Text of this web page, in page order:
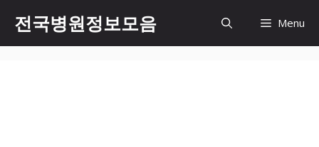
츠
전국병원정보모음 Menu